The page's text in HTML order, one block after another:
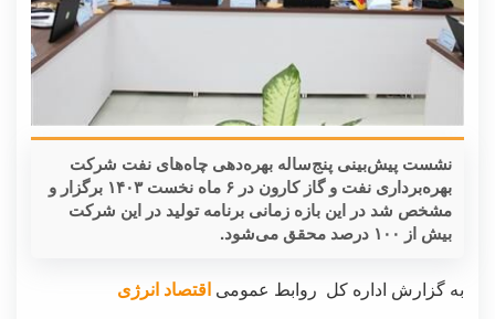
نشست پیش‌بینی پنج‌ساله بهره‌دهی چاه‌های نفت شرکت
بهره‌برداری نفت و گاز کارون در ۶ ماه نخست ۱۴۰۳ برگزار و
مشخص شد در این بازه زمانی برنامه تولید در این شرکت
بیش از ۱۰۰ درصد محقق می‌شود.
به گزارش اداره کل روابط عمومی اقتصاد انرژی